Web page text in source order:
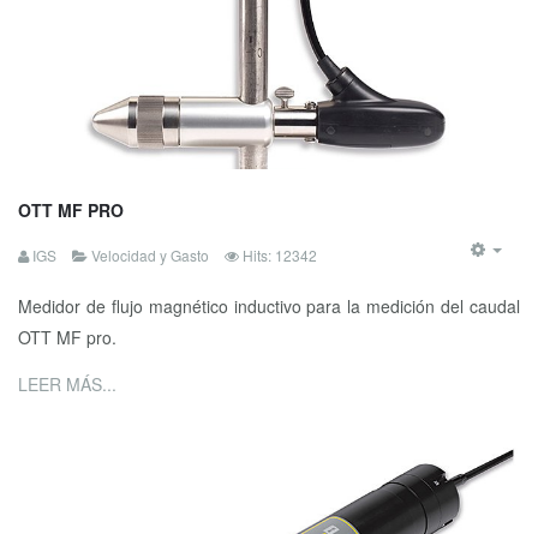
OTT MF PRO
IGS Velocidad y Gasto Hits: 12342
Medidor de flujo magnético inductivo para la medición del caudal
OTT MF pro.
LEER MÁS...